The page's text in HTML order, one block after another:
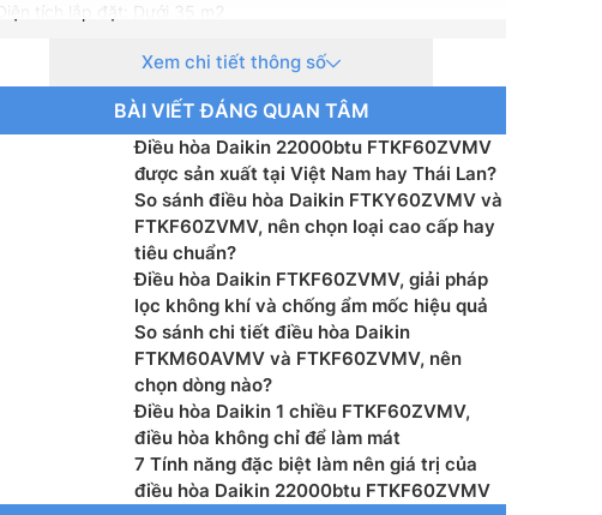
Diện tích lắp đặt: Dưới 35 m2
Nguồn điện: 1 pha, 220-240 V, 50-60 Hz
Điện năng tiêu thụ (Cao/thấp): 2060/635 kW
Công nghệ inverter: Có
Môi chất lạnh: R32
Kích thước dàn lạnh (CxRxS): 286 x 770 x 244 mm
Trọng lượng dàn lạnh: 8 kg
Kích thước dàn nóng (CxRxS): 595 x 845 x 300 mm
Trọng lượng dàn nóng: 35 kg
Kích thước đường ống (lỏng/gas): – mm
Xem chi tiết thông số
BÀI VIẾT ĐÁNG QUAN TÂM
Điều hòa Daikin 22000btu FTKF60ZVMV
được sản xuất tại Việt Nam hay Thái Lan?
So sánh điều hòa Daikin FTKY60ZVMV và
FTKF60ZVMV, nên chọn loại cao cấp hay
tiêu chuẩn?
Điều hòa Daikin FTKF60ZVMV, giải pháp
lọc không khí và chống ẩm mốc hiệu quả
So sánh chi tiết điều hòa Daikin
FTKM60AVMV và FTKF60ZVMV, nên
chọn dòng nào?
Điều hòa Daikin 1 chiều FTKF60ZVMV,
điều hòa không chỉ để làm mát
7 Tính năng đặc biệt làm nên giá trị của
điều hòa Daikin 22000btu FTKF60ZVMV